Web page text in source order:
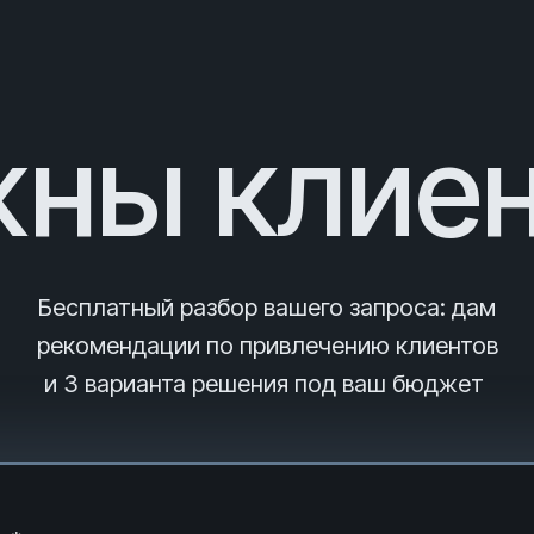
Бесплатный разбор вашего запроса: дам
рекомендации по привлечению клиентов
и 3 варианта решения под ваш бюджет